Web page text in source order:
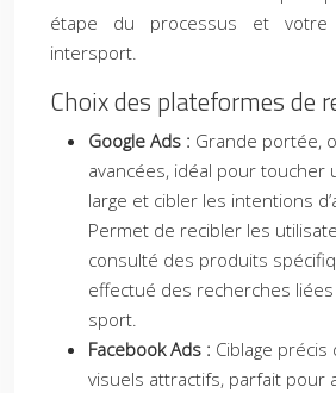
étape du processus et votre
intersport.
Choix des plateformes de
Google Ads : Grande portée,
avancées, idéal pour toucher
large et cibler les intentions
Permet de recibler les
consulté des produits
effectué des recherches
sport.
Facebook Ads : Ciblage
visuels attractifs, parfait pour